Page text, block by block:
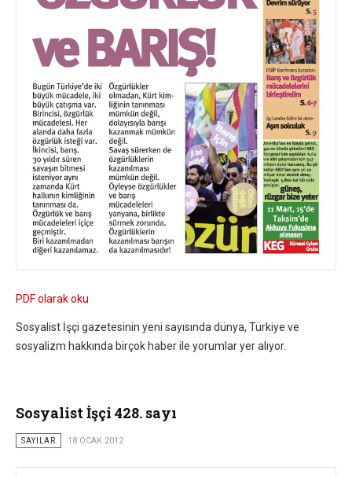
PDF olarak oku
Sosyalist İşçi gazetesinin yeni sayısında dünya, Türkiye ve
sosyalizm hakkında birçok haber ile yorumlar yer alıyor.
Sosyalist İşçi 428. sayı
SAYILAR 18 OCAK 2012